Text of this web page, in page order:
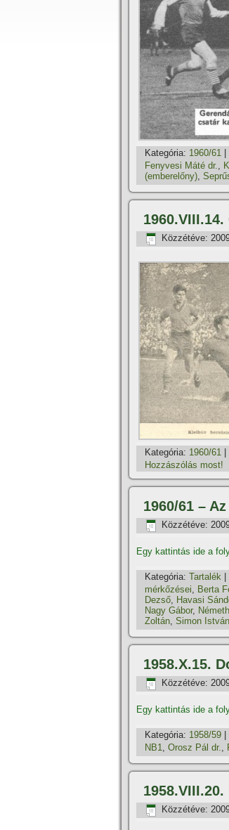
Kategória: 1960/61
Fenyvesi Máté dr.,
(emberelőny),
Közzétéve:
Kategória: 1960/61
Hozzászólás most!
1960/61 –
Közzétéve:
Egy kattintás ide a
Kategória: Tartalék
mérkőzései, Berta
Dezső, Havasi
Nagy Gábor,
Zoltán, Simon István
1958.X.15.
Közzétéve:
Egy kattintás ide a
Kategória: 1958/59
NB1, Orosz Pál dr.,
Közzétéve: